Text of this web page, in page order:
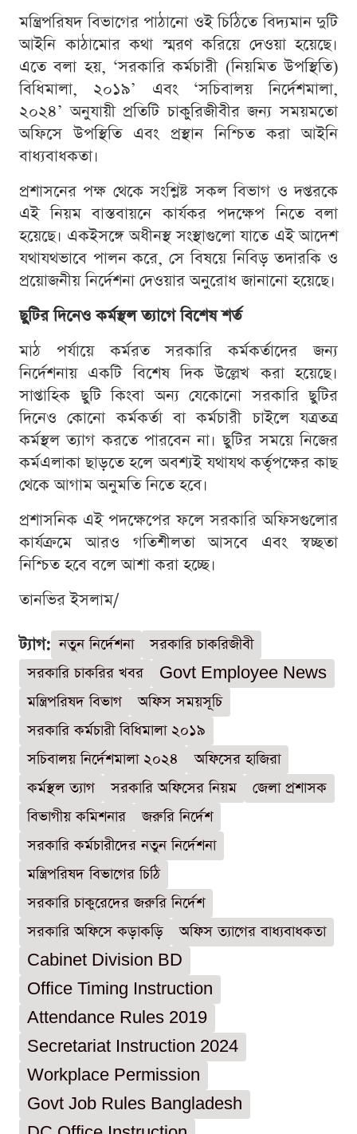
মন্ত্রিপরিষদ বিভাগের পাঠানো ওই চিঠিতে বিদ্যমান দুটি
আইনি কাঠামোর কথা স্মরণ করিয়ে দেওয়া হয়েছে।
এতে বলা হয়, ‘সরকারি কর্মচারী (নিয়মিত উপস্থিতি)
বিধিমালা, ২০১৯’ এবং ‘সচিবালয় নির্দেশমালা,
২০২৪’ অনুযায়ী প্রতিটি চাকুরিজীবীর জন্য সময়মতো
অফিসে উপস্থিতি এবং প্রস্থান নিশ্চিত করা আইনি
বাধ্যবাধকতা।
প্রশাসনের পক্ষ থেকে সংশ্লিষ্ট সকল বিভাগ ও দপ্তরকে
এই নিয়ম বাস্তবায়নে কার্যকর পদক্ষেপ নিতে বলা
হয়েছে। একইসঙ্গে অধীনস্থ সংস্থাগুলো যাতে এই আদেশ
যথাযথভাবে পালন করে, সে বিষয়ে নিবিড় তদারকি ও
প্রয়োজনীয় নির্দেশনা দেওয়ার অনুরোধ জানানো হয়েছে।
ছুটির দিনেও কর্মস্থল ত্যাগে বিশেষ শর্ত
মাঠ পর্যায়ে কর্মরত সরকারি কর্মকর্তাদের জন্য
নির্দেশনায় একটি বিশেষ দিক উল্লেখ করা হয়েছে।
সাপ্তাহিক ছুটি কিংবা অন্য যেকোনো সরকারি ছুটির
দিনেও কোনো কর্মকর্তা বা কর্মচারী চাইলে যত্রতত্র
কর্মস্থল ত্যাগ করতে পারবেন না। ছুটির সময়ে নিজের
কর্মএলাকা ছাড়তে হলে অবশ্যই যথাযথ কর্তৃপক্ষের কাছ
থেকে আগাম অনুমতি নিতে হবে।
প্রশাসনিক এই পদক্ষেপের ফলে সরকারি অফিসগুলোর
কার্যক্রমে আরও গতিশীলতা আসবে এবং স্বচ্ছতা
নিশ্চিত হবে বলে আশা করা হচ্ছে।
তানভির ইসলাম/
ট্যাগ: নতুন নির্দেশনা
সরকারি চাকরিজীবী
সরকারি চাকরির খবর
Govt Employee News
মন্ত্রিপরিষদ বিভাগ
অফিস সময়সূচি
সরকারি কর্মচারী বিধিমালা ২০১৯
সচিবালয় নির্দেশমালা ২০২৪
অফিসের হাজিরা
কর্মস্থল ত্যাগ
সরকারি অফিসের নিয়ম
জেলা প্রশাসক
বিভাগীয় কমিশনার
জরুরি নির্দেশ
সরকারি কর্মচারীদের নতুন নির্দেশনা
মন্ত্রিপরিষদ বিভাগের চিঠি
সরকারি চাকুরেদের জরুরি নির্দেশ
সরকারি অফিসে কড়াকড়ি
অফিস ত্যাগের বাধ্যবাধকতা
Cabinet Division BD
Office Timing Instruction
Attendance Rules 2019
Secretariat Instruction 2024
Workplace Permission
Govt Job Rules Bangladesh